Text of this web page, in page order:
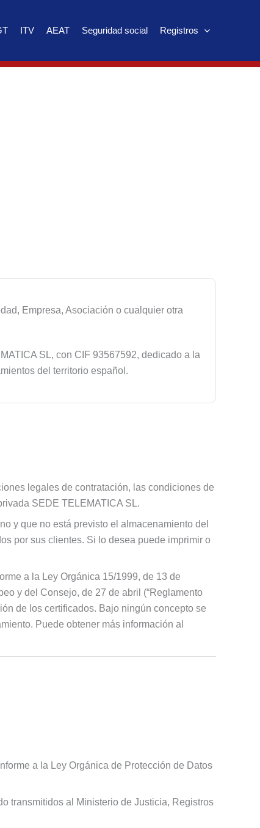
ITV AEAT Seguridad social Registros
Empresa, Asociación o cualquier otra
SL, con CIF 93567592, dedicado a la
del territorio español.
legales de contratación, las condiciones de
SEDE TELEMATICA SL.
y que no está previsto el almacenamiento del
por sus clientes. Si lo desea puede imprimir o
a la Ley Orgánica 15/1999, de 13 de
y del Consejo, de 27 de abril (“Reglamento
de los certificados. Bajo ningún concepto se
Puede obtener más información al
a la Ley Orgánica de Protección de Datos
transmitidos al Ministerio de Justicia, Registros